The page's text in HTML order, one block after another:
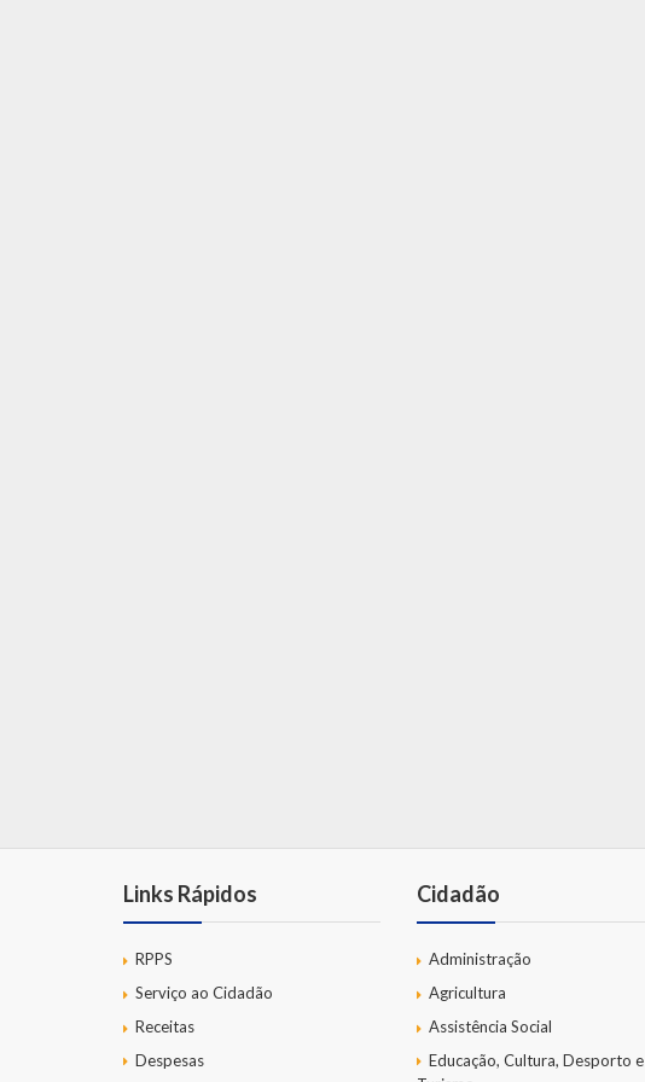
Links Rápidos
RPPS
Serviço ao Cidadão
Receitas
Despesas
Cidadão
Administração
Agricultura
Assistência Social
Educação, Cultura, Desporto e